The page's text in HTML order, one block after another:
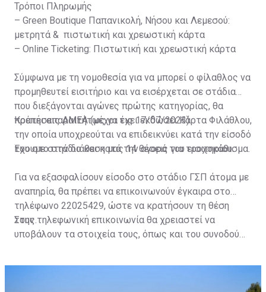
Τρόποι Πληρωμής
– Green Boutique Παπανικολή, Νήσου και Λεμεσού:
μετρητά & πιστωτική και χρεωστική κάρτα
– Online Ticketing: Πιστωτική και χρεωστική κάρτα
Σύμφωνα με τη νομοθεσία για να μπορεί ο φίλαθλος να
προμηθευτεί εισιτήριο και να εισέρχεται σε στάδια
που διεξάγονται αγώνες πρώτης κατηγορίας, θα
πρέπει απαραιτήτως να έχει εκδώσει Κάρτα Φιλάθλου,
την οποία υποχρεούται να επιδεικνύει κατά την είσοδό
του στο στάδιο και κατά την αγορά του εισιτηρίου.
Κρατήσεις ΑΜΕΑ (μέχρι τις 17/07/2023)
Έχουμε στην διάθεση μας 14 θέσεις για τροχοκάθισμα.
Για να εξασφαλίσουν είσοδο στο στάδιο ΓΣΠ άτομα με
αναπηρία, θα πρέπει να επικοινωνούν έγκαιρα στο
τηλέφωνο 22025429, ώστε να κρατήσουν τη θέση
τους.
Στην τηλεφωνική επικοινωνία θα χρειαστεί να
υποβάλουν τα στοιχεία τους, όπως και του συνοδού
ονοματεπώνυμο, αριθμός πινακίδας αυτοκινήτου,